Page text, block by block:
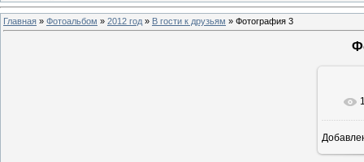
Главная » Фотоальбом » 2012 год » В гости к друзьям » Фотография 3